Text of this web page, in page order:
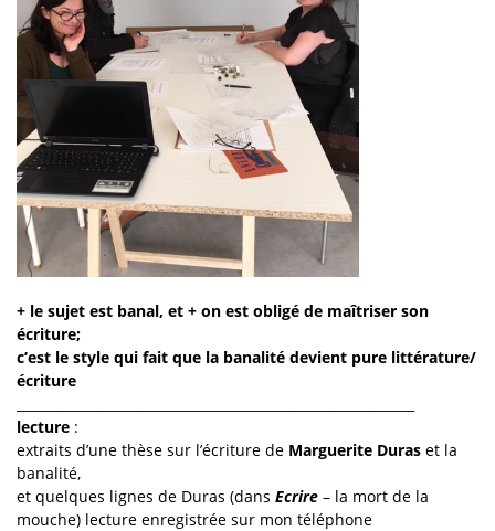
+ le sujet est banal, et + on est obligé de maîtriser son
écriture;
c’est le style qui fait que la banalité devient pure littérature/
écriture
lecture :
extraits d’une thèse sur l’écriture de Marguerite Duras et la
banalité,
et quelques lignes de Duras (dans Ecrire – la mort de la
mouche) lecture enregistrée sur mon téléphone